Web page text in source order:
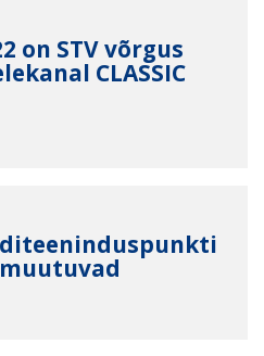
on STV võrgus
CLASSIC